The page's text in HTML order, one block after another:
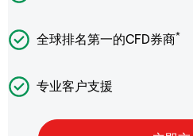
全球排名第一的CFD券商*
专业客户支援